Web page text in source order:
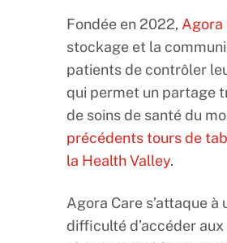
Fondée en 2022, Agora
stockage et la
patients de contrôler
qui permet un partage
de soins de santé du
précédents tours de
la Health Valley.
Agora Care s’attaque
difficulté d’accéder